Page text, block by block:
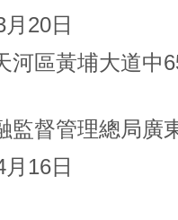
20日
河區黃埔大道中
監督管理總局廣
16日